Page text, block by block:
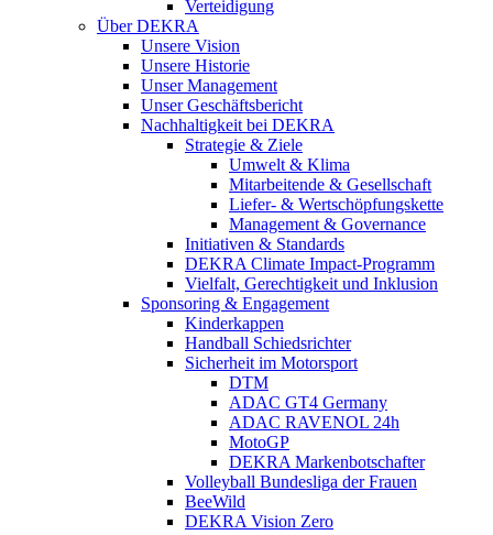
Verteidigung
Über DEKRA
Unsere Vision
Unsere Historie
Unser Management
Unser Geschäftsbericht
Nachhaltigkeit bei DEKRA
Strategie & Ziele
Umwelt & Klima
Mitarbeitende & Gesellschaft
Liefer- & Wertschöpfungskette
Management & Governance
Initiativen & Standards
DEKRA Climate Impact-Programm
Vielfalt, Gerechtigkeit und Inklusion​
Sponsoring & Engagement
Kinderkappen
Handball Schiedsrichter
Sicherheit im Motorsport
DTM
ADAC GT4 Germany
ADAC RAVENOL 24h
MotoGP
DEKRA Markenbotschafter
Volleyball Bundesliga der Frauen
BeeWild
DEKRA Vision Zero